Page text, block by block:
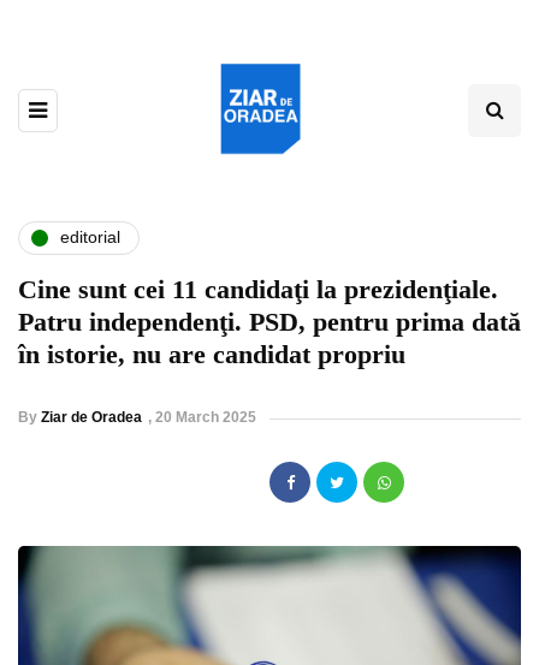
editorial
Cine sunt cei 11 candidaţi la prezidenţiale.
Patru independenţi. PSD, pentru prima dată
în istorie, nu are candidat propriu
By Ziar de Oradea , 20 March 2025